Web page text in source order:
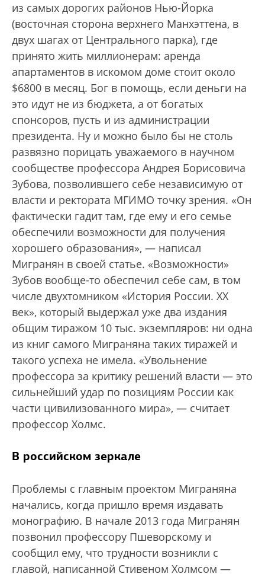
из самых дорогих районов Нью-Йорка
(восточная сторона верхнего Манхэттена, в
двух шагах от Центрального парка), где
принято жить миллионерам: аренда
апартаментов в искомом доме стоит около
$6800 в месяц. Бог в помощь, если деньги на
это идут не из бюджета, а от богатых
спонсоров, пусть и из администрации
президента. Ну и можно было бы не столь
развязно порицать уважаемого в научном
сообществе профессора Андрея Борисовича
Зубова, позволившего себе независимую от
власти и ректората МГИМО точку зрения. «Он
фактически гадит там, где ему и его семье
обеспечили возможности для получения
хорошего образования», — написал
Мигранян в своей статье. «Возможности»
Зубов вообще-то обеспечил себе сам, в том
числе двухтомником «История России. ХХ
век», который выдержал уже два издания
общим тиражом 10 тыс. экземпляров: ни одна
из книг самого Миграняна таких тиражей и
такого успеха не имела. «Увольнение
профессора за критику решений власти — это
сильнейший удар по позициям России как
части цивилизованного мира», — считает
профессор Холмс.
В российском зеркале
Проблемы с главным проектом Миграняна
начались, когда пришло время издавать
монографию. В начале 2013 года Мигранян
позвонил профессору Пшеворскому и
сообщил ему, что трудности возникли с
главой, написанной Стивеном Холмсом —